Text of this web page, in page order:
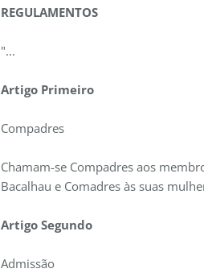
REGULAMENTOS
"...
Artigo Primeiro
Compadres
Chamam-se Compadres aos
Bacalhau e Comadres às suas
Artigo Segundo
Admissão